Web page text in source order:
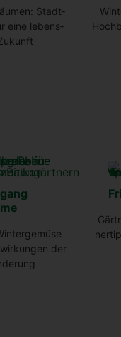
Stadt­
eine lebens­
der